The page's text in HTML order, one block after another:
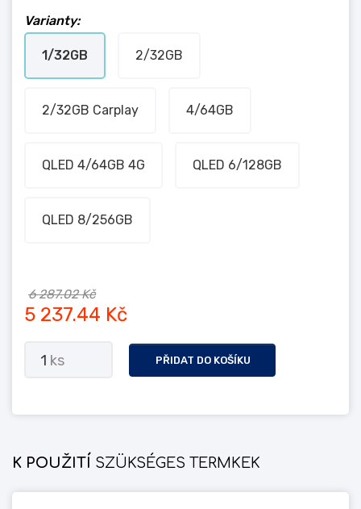
Varianty:
1/32GB 2/32GB
2/32GB Carplay 4/64GB
QLED 4/64GB 4G QLED 6/128GB
QLED 8/256GB
6 287.02 Kč
5 237.44 Kč
1 ks PŘIDAT DO KOŠÍKU
K POUŽITÍ SZÜKSÉGES TERMKEK